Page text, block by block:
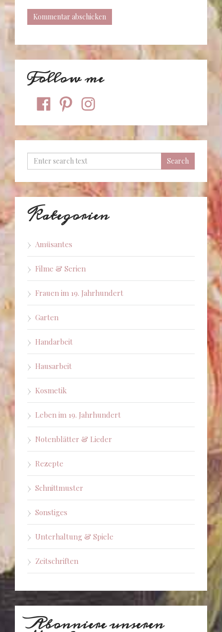
Follow me
facebookpinterestinstagram
Kategorien
Amüsantes
Filme & Serien
Frauen im 19. Jahrhundert
Garten
Handarbeit
Hausarbeit
Kosmetik
Leben im 19. Jahrhundert
Notenblätter & Lieder
Rezepte
Schnittmuster
Sonstiges
Unterhaltung & Spiele
Zeitschriften
Abonniere unseren